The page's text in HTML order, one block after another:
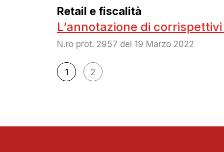
Retail e fiscalità
L’annotazione di
N.ro prot. 2957 del 19 Marzo 2022
Navigazione
1 2